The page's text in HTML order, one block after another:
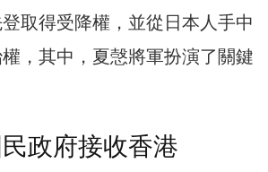
取得受降權，並從日本人手中
，其中，夏愨將軍扮演了關鍵
政府接收香港